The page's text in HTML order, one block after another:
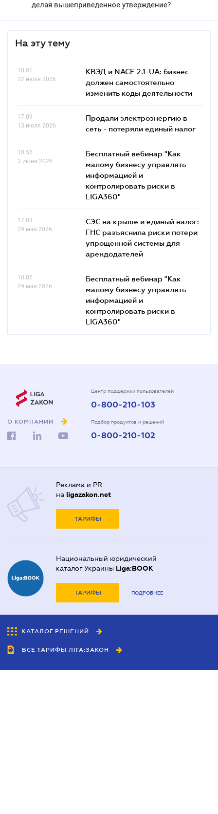
делая вышеприведенное утверждение?
На эту тему
10.01
22 июля 2026
КВЭД и NACE 2.1-UA: бизнес
должен самостоятельно
изменить коды деятельности
17.09
13 июля 2026
Продали электроэнергию в
сеть - потеряли единый налог
10.55
3 июня 2026
Бесплатный вебинар "Как
малому бизнесу управлять
информацией и
контролировать риски в
LIGA360"
17.03
29 мая 2026
СЭС на крыше и единый налог:
ГНС разъяснила риски потери
упрощенной системы для
арендодателей
10.07
29 мая 2026
Бесплатный вебинар "Как
малому бизнесу управлять
информацией и
контролировать риски в
LIGA360"
О КОМПАНИИ
Центр поддержки пользователей
0-800-210-103
Подбор продуктов и решений
0-800-210-102
Реклама и PR
на ligazakon.net
ТАРИФЫ
Национальный юридический
каталог Украины Liga:BOOK
ТАРИФЫ ПОДРОБНЕЕ
КАТАЛОГ РЕШЕНИЙ
ВСЕ ТАРИФЫ ЛІГА:ЗАКОН